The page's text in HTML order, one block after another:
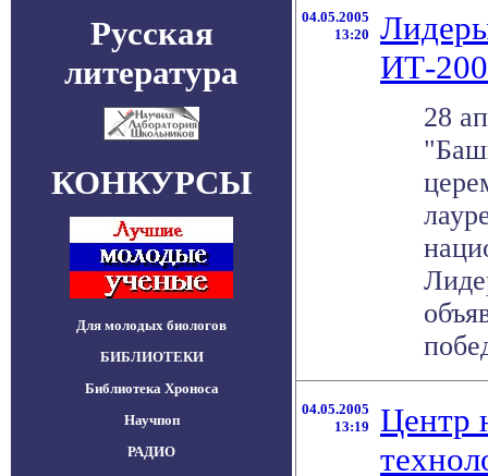
Русская
литература
КОНКУРСЫ
Для молодых биологов
БИБЛИОТЕКИ
Библиотека Хроноса
Научпоп
РАДИО
04.05.2005
13:20
ИТ-
28
04.05.2005
13:19
Центр